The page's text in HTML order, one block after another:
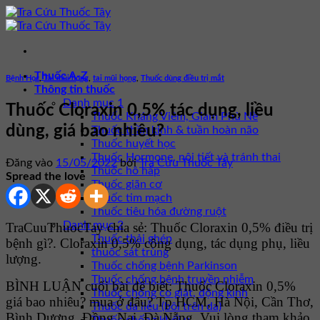
Bỏ
qua
dung
Thuốc A-Z
Thông tin thuốc
Danh mục 1
Thuốc Kháng Viêm, Giảm Phù Nề
Thuốc thần kinh & tuần hoàn não
Thuốc huyết học
Thuốc Hormone, nội tiết và tránh thai
Thuốc hô hấp
Thuốc giãn cơ
Thuốc tim mạch
Thuốc tiêu hóa đường ruột
Danh mục 2
Thuốc thải ghép
thuốc sát trùng
Thuốc chống bệnh Parkinson
Thuốc chống bệnh truyền nhiễm
Thuốc chống co giật, động kinh
Thuốc da liễu (bôi trên da)
Bệnh Học ,Tai mũi họng tai mũi họng Thuốc dùng điều trị mắt
Thuốc Cloraxin 0,5% tác dụng, liều
dùng, giá bao nhiêu?
Đăng vào 15/05/2022 bởiTra Cứu Thuốc Tây
Spread the love
TraCuuThuocTay chia sẻ: Thuốc Cloraxin 0,5% điều trị
bệnh gì?. Cloraxin 0,5% công dụng, tác dụng phụ, liều
lượng.
BÌNH LUẬN cuối bài để biết: Thuốc Cloraxin 0,5%
giá bao nhiêu? mua ở đâu? Tp HCM, Hà Nội, Cần Thơ,